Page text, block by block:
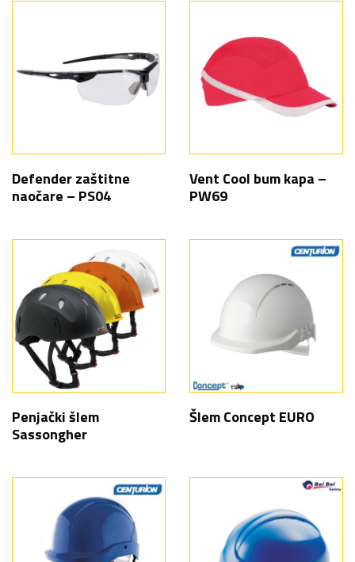
Defender zaštitne
naočare – PS04
Vent Cool bum kapa –
PW69
Penjački šlem
Sassongher
Šlem Concept EURO